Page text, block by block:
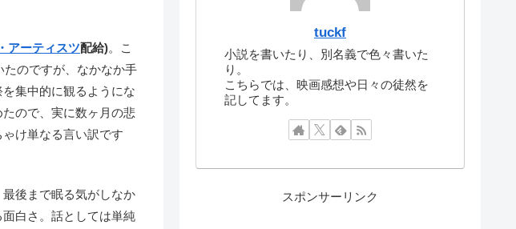
アーティスツ配給)。こ
のですが、なかなか手
集中的に観るようにな
ので、実に数ヶ月の悲
け単なる言い訳です
後まで眠る気がしなか
白さ。話としては単純
tuckf
小説を書いたり、別名義で色々書いた
り。
こちらでは、映画感想や日々の徒然を
記してます。
スポンサーリンク